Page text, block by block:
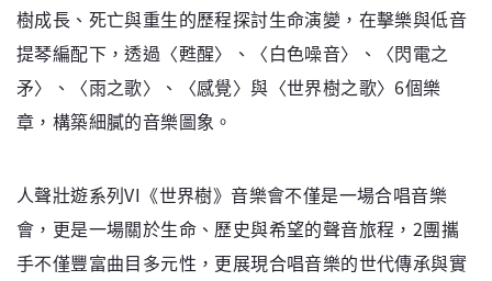
樹成長、死亡與重生的歷程探討生命演變，在擊樂與低音
提琴編配下，透過〈甦醒〉、〈白色噪音〉、〈閃電之
矛〉、〈雨之歌〉、〈感覺〉與〈世界樹之歌〉6個樂
章，構築細膩的音樂圖象。
人聲壯遊系列VI《世界樹》音樂會不僅是一場合唱音樂
會，更是一場關於生命、歷史與希望的聲音旅程，2團攜
手不僅豐富曲目多元性，更展現合唱音樂的世代傳承與實